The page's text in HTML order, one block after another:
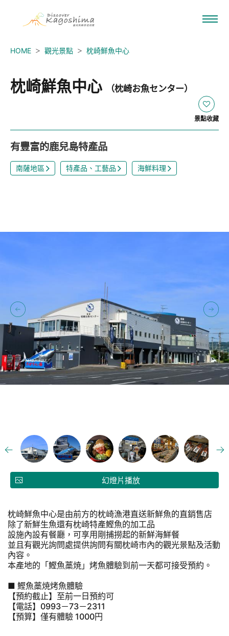
HOME 觀光景點 枕崎鮮魚中心
枕崎鮮魚中心 （枕崎お魚センター）
景點收藏
有豐富的鹿兒島特產品
南薩地區 特產品、工藝品 海鮮料理
幻燈片播放
枕崎鮮魚中心是由前方的枕崎漁港直送新鮮魚的直銷售店
除了新鮮生魚還有枕崎特產鰹魚的加工品
設施內設有餐廳，可享用剛捕撈起的新鮮海鮮餐
並且有觀光詢問處提供詢問有關枕崎市內的觀光景點及活動
內容。
本產地的「鰹魚藁焼」烤魚體驗到前一天都可接受預約。
■ 鰹魚藁焼烤魚體驗
【預約截止】至前一日預約可
【電話】0993－73－2311
【預算】僅有體驗 1000円